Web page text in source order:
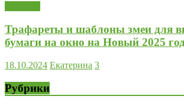
Трафареты и шаблоны змеи для
бумаги на окно на Новый 2025 год
18.10.2024 Екатерина 3
Рубрики